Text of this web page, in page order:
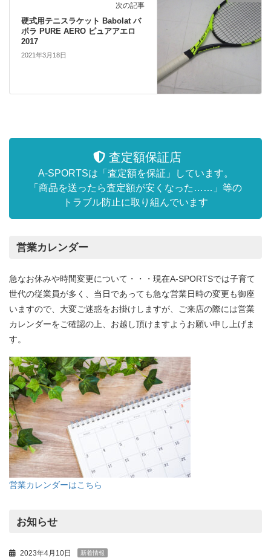
次の記事
硬式用テニスラケット Babolat バ
ボラ PURE AERO ピュアアエロ
2017
2021年3月18日
査定額保証店
A-SPORTSは「査定額を保証」しています。
「商品を送ったら査定額が安くなった……」等の
トラブル防止に取り組んでいます
営業カレンダー
急なお休みや時間変更について・・・現在A-SPORTSでは子育て
世代の従業員が多く、当日であっても急な営業日時の変更も御座
いますので、大変ご迷惑をお掛けしますが、ご来店の際には営業
カレンダーをご確認の上、お越し頂けますようお願い申し上げま
す。
営業カレンダーはこちら
お知らせ
2023年4月10日 新着情報